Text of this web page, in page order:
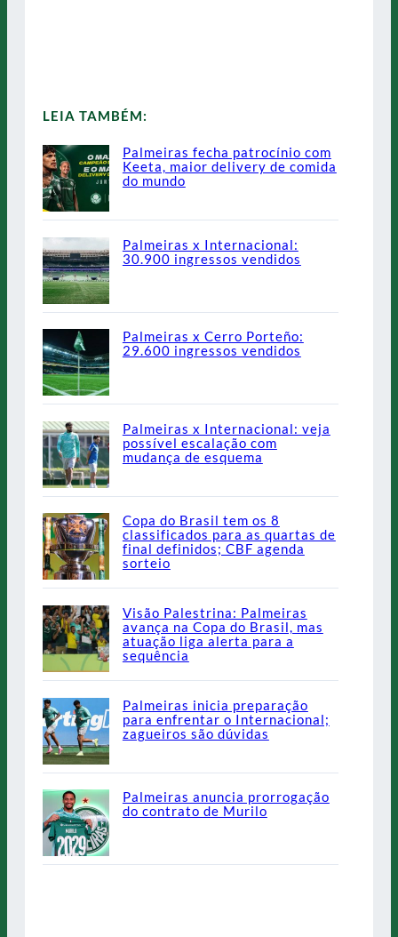
LEIA TAMBÉM:
Palmeiras fecha patrocínio com
Keeta, maior delivery de comida
do mundo
Palmeiras x Internacional:
30.900 ingressos vendidos
Palmeiras x Cerro Porteño:
29.600 ingressos vendidos
Palmeiras x Internacional: veja
possível escalação com
mudança de esquema
Copa do Brasil tem os 8
classificados para as quartas de
final definidos; CBF agenda
sorteio
Visão Palestrina: Palmeiras
avança na Copa do Brasil, mas
atuação liga alerta para a
sequência
Palmeiras inicia preparação
para enfrentar o Internacional;
zagueiros são dúvidas
Palmeiras anuncia prorrogação
do contrato de Murilo